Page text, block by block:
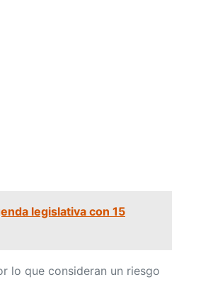
legislativa con 15
lo que consideran un riesgo